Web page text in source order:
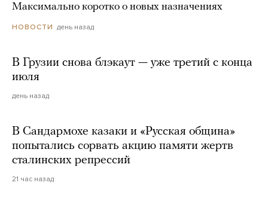
Максимально коротко о новых назначениях
НОВОСТИ день назад
В Грузии снова блэкаут — уже третий с конца
июля
день назад
В Сандармохе казаки и «Русская община»
попытались сорвать акцию памяти жертв
сталинских репрессий
21 час назад